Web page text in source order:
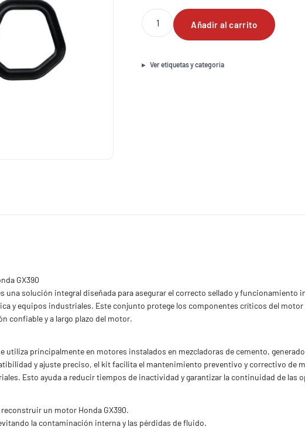
Juego
completo
para
Añadir al carrito
Ver etiquetas y categoría
GX390
una solución integral diseñada para asegurar el correcto sellado y funcionamiento
y equipos industriales. Este conjunto protege los componentes críticos del
confiable y a largo plazo del motor.
utiliza principalmente en motores instalados en mezcladoras de cemento,
y ajuste preciso, el kit facilita el mantenimiento preventivo y correctivo de
Esto ayuda a reducir tiempos de inactividad y garantizar la continuidad de las
un motor Honda GX390.
la contaminación interna y las pérdidas de fluido.